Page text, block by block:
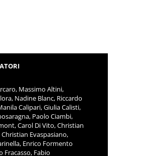
Massimo Altini,
Nadine Blanc, Riccardo
Calipari, Giulia Calisti,
Paolo Ciambi,
Carol Di Vito, Christian
Evaspasiano,
Enrico Formento
Fracasso, Fabio